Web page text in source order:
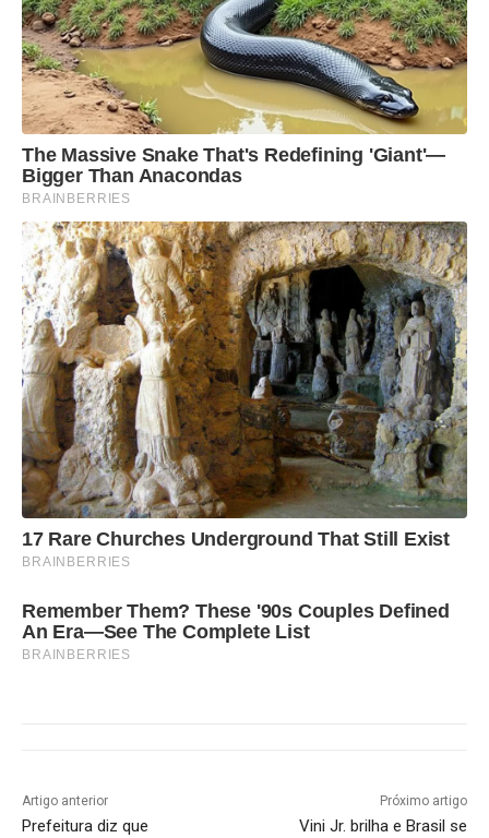
The Massive Snake That's Redefining 'Giant'—
Bigger Than Anacondas
BRAINBERRIES
17 Rare Churches Underground That Still Exist
BRAINBERRIES
Remember Them? These '90s Couples Defined
An Era—See The Complete List
BRAINBERRIES
Artigo anterior
Prefeitura diz que
Próximo artigo
Vini Jr. brilha e Brasil se